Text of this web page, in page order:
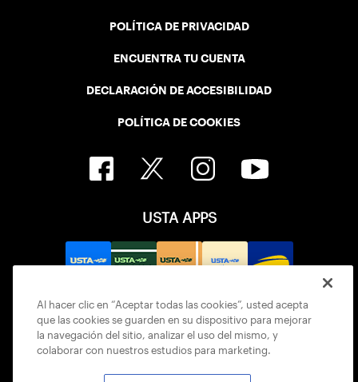
POLÍTICA DE PRIVACIDAD
ENCUENTRA TU CUENTA
DECLARACIÓN DE ACCESIBILIDAD
POLÍTICA DE COOKIES
USTA APPS
Al hacer clic en “Aceptar todas las cookies”, usted acepta
que las cookies se guarden en su dispositivo para mejorar
la navegación del sitio, analizar el uso del mismo, y
colaborar con nuestros estudios para marketing.